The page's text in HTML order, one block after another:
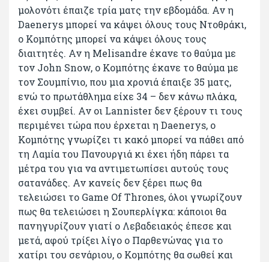
μολονότι έπαιζε τρία ματς την εβδομάδα. Αν η
Daenerys μπορεί να κάψει όλους τους Ντοθράκι,
ο Κομπότης μπορεί να κάψει όλους τους
διαιτητές. Αν η Μelisandre έκανε το θαύμα με
τον John Snow, ο Κομπότης έκανε το θαύμα με
τον Σουμπίνιο, που μια χρονιά έπαιξε 35 ματς,
ενώ το πρωτάθλημα είχε 34 – δεν κάνω πλάκα,
έχει συμβεί. Αν οι Lannister δεν ξέρουν τι τους
περιμένει τώρα που έρχεται η Daenerys, ο
Κομπότης γνωρίζει τι κακό μπορεί να πάθει από
τη Λαμία του Πανουργιά κι έχει ήδη πάρει τα
μέτρα του για να αντιμετωπίσει αυτούς τους
σατανάδες. Αν κανείς δεν ξέρει πως θα
τελειώσει το Game Of Thrones, όλοι γνωρίζουν
πως θα τελειώσει η Σουπερλίγκα: κάποιοι θα
πανηγυρίζουν γιατί ο Λεβαδειακός έπεσε και
μετά, αφού τρίξει λίγο ο Παρθενώνας για το
χατίρι του σενάριου, ο Κομπότης θα σωθεί και